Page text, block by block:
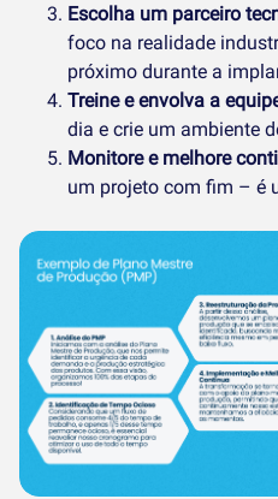
Escolha um parceiro
foco na realidade
próximo durante a
Treine e envolva a
dia e crie um ambiente
Monitore e melhore
um projeto com fim – é